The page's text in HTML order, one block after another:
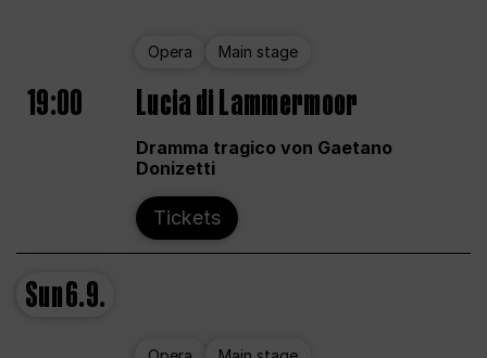
Opera Main stage
19:00 Lucia di Lammermoor
Dramma tragico von Gaetano
Donizetti
Tickets
Sun6.9.